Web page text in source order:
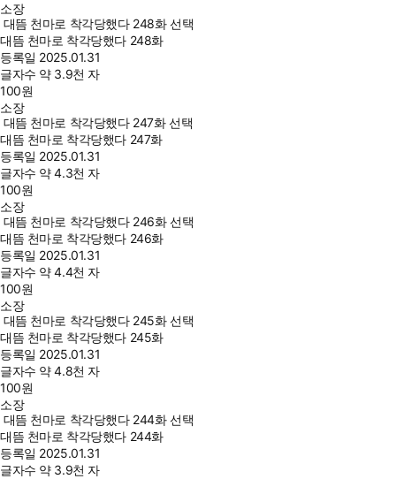
소장
대뜸 천마로 착각당했다 248화 선택
대뜸 천마로 착각당했다 248화
등록일 2025.01.31
글자수 약 3.9천 자
100원
소장
대뜸 천마로 착각당했다 247화 선택
대뜸 천마로 착각당했다 247화
등록일 2025.01.31
글자수 약 4.3천 자
100원
소장
대뜸 천마로 착각당했다 246화 선택
대뜸 천마로 착각당했다 246화
등록일 2025.01.31
글자수 약 4.4천 자
100원
소장
대뜸 천마로 착각당했다 245화 선택
대뜸 천마로 착각당했다 245화
등록일 2025.01.31
글자수 약 4.8천 자
100원
소장
대뜸 천마로 착각당했다 244화 선택
대뜸 천마로 착각당했다 244화
등록일 2025.01.31
글자수 약 3.9천 자